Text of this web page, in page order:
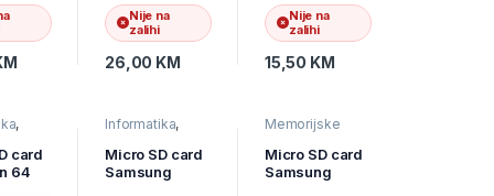
Nije na
zalihi
26,00 KM
Nije na
zalihi
15,50 KM
,
card
64
Informatika,
kartice ,Pohrana
podataka
Micro SD card
Samsung
Memorijske
Micro SD card
Samsung